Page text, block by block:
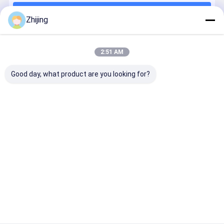
Lames à couper rondes
Blades de carbure de tungstène
lames de déchiqueteuse en plastique
Zhijing
2:51 AM
Good day, what product are you looking for?